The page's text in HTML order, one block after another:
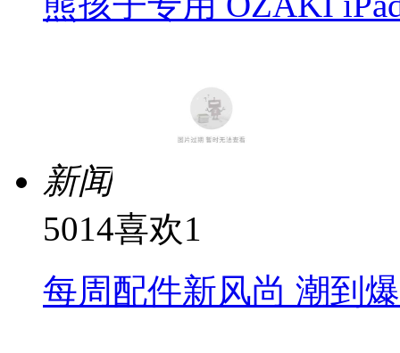
新闻
5014喜欢1
每周配件新风尚 潮到